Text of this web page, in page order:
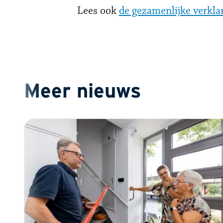
Lees ook de gezamenlijke
Meer nieuws